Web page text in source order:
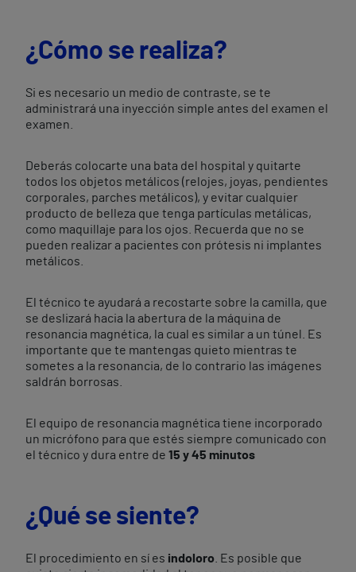
¿Cómo se realiza?
Si es necesario un medio de contraste, se te
administrará una inyección simple antes del examen el
examen.
Deberás colocarte una bata del hospital y quitarte
todos los objetos metálicos (relojes, joyas, pendientes
corporales, parches metálicos), y evitar cualquier
producto de belleza que tenga partículas metálicas,
como maquillaje para los ojos. Recuerda que no se
pueden realizar a pacientes con prótesis ni implantes
metálicos.
El técnico te ayudará a recostarte sobre la camilla, que
se deslizará hacia la abertura de la máquina de
resonancia magnética, la cual es similar a un túnel. Es
importante que te mantengas quieto mientras te
sometes a la resonancia, de lo contrario las imágenes
saldrán borrosas.
El equipo de resonancia magnética tiene incorporado
un micrófono para que estés siempre comunicado con
el técnico y dura entre de 15 y 45 minutos
¿Qué se siente?
El procedimiento en sí es indoloro . Es posible que